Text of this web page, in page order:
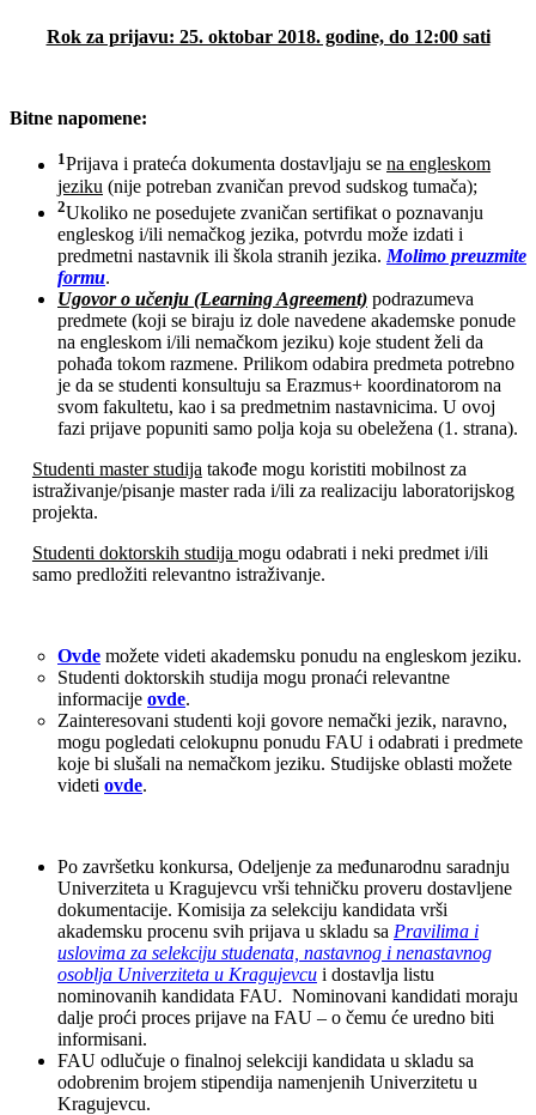
Rok za prijavu: 25. oktobar 2018. godine, do 12:00 sati
Bitne napomene:
1Prijava i prateća dokumenta dostavljaju se na engleskom
jeziku (nije potreban zvaničan prevod sudskog tumača);
2Ukoliko ne posedujete zvaničan sertifikat o poznavanju
engleskog i/ili nemačkog jezika, potvrdu može izdati i
predmetni nastavnik ili škola stranih jezika. Molimo preuzmite
formu.
Ugovor o učenju (Learning Agreement) podrazumeva
predmete (koji se biraju iz dole navedene akademske ponude
na engleskom i/ili nemačkom jeziku) koje student želi da
pohađa tokom razmene. Prilikom odabira predmeta potrebno
je da se studenti konsultuju sa Erazmus+ koordinatorom na
svom fakultetu, kao i sa predmetnim nastavnicima. U ovoj
fazi prijave popuniti samo polja koja su obeležena (1. strana).
Studenti master studija takođe mogu koristiti mobilnost za
istraživanje/pisanje master rada i/ili za realizaciju laboratorijskog
projekta.
Studenti doktorskih studija mogu odabrati i neki predmet i/ili
samo predložiti relevantno istraživanje.
Ovde možete videti akademsku ponudu na engleskom jeziku.
Studenti doktorskih studija mogu pronaći relevantne
informacije ovde.
Zainteresovani studenti koji govore nemački jezik, naravno,
mogu pogledati celokupnu ponudu FAU i odabrati i predmete
koje bi slušali na nemačkom jeziku. Studijske oblasti možete
videti ovde.
Po završetku konkursa, Odeljenje za međunarodnu saradnju
Univerziteta u Kragujevcu vrši tehničku proveru dostavljene
dokumentacije. Komisija za selekciju kandidata vrši
akademsku procenu svih prijava u skladu sa Pravilima i
uslovima za selekciju studenata, nastavnog i nenastavnog
osoblja Univerziteta u Kragujevcu i dostavlja listu
nominovanih kandidata FAU. Nominovani kandidati moraju
dalje proći proces prijave na FAU – o čemu će uredno biti
informisani.
FAU odlučuje o finalnoj selekciji kandidata u skladu sa
odobrenim brojem stipendija namenjenih Univerzitetu u
Kragujevcu.